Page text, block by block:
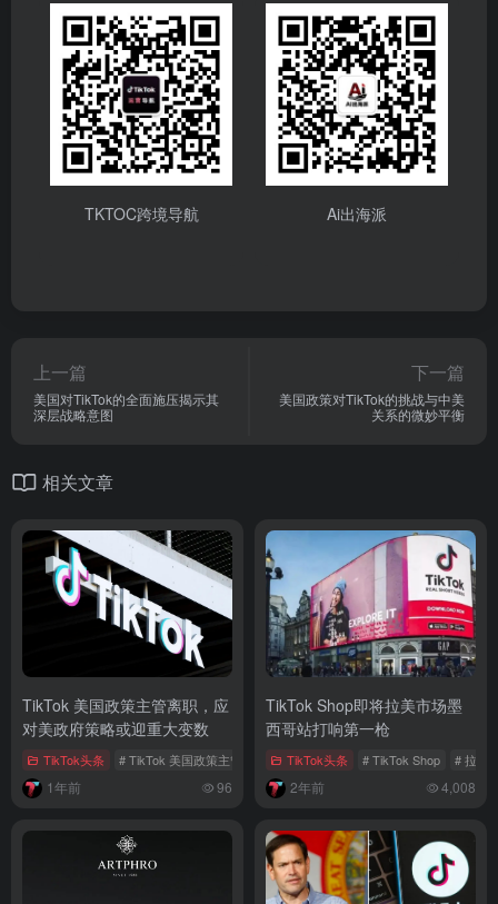
TKTOC跨境导航 Ai出海派
上一篇
美国对TikTok的全面施压揭示其
深层战略意图
下一篇
美国政策对TikTok的挑战与中美
关系的微妙平衡
相关文章
TikTok 美国政策主管离职，应
对美政府策略或迎重大变数
TikTok头条 # TikTok 美国政策主管 # 迈克尔·贝克曼离职 # TikTok 美国禁令
1年前 96
TikTok Shop即将拉美市场墨
西哥站打响第一枪
TikTok头条 # TikTok Shop # 拉美
2年前 4,008